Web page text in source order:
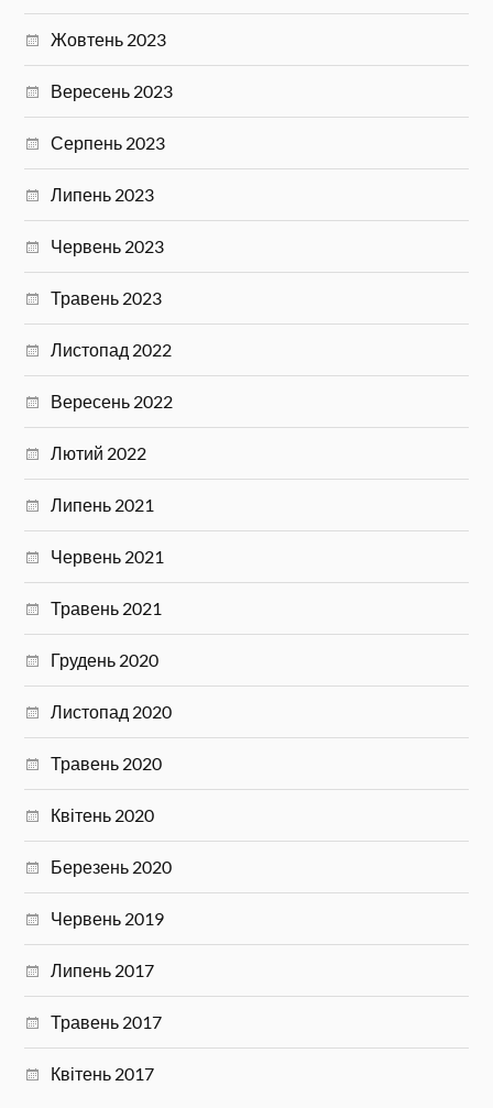
Жовтень 2023
Вересень 2023
Серпень 2023
Липень 2023
Червень 2023
Травень 2023
Листопад 2022
Вересень 2022
Лютий 2022
Липень 2021
Червень 2021
Травень 2021
Грудень 2020
Листопад 2020
Травень 2020
Квітень 2020
Березень 2020
Червень 2019
Липень 2017
Травень 2017
Квітень 2017